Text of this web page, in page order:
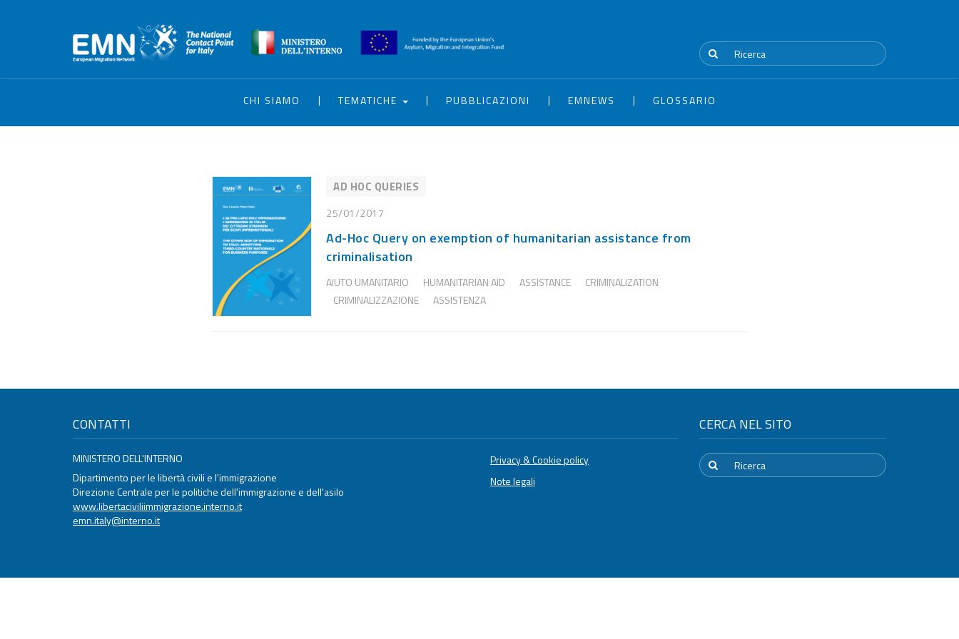
CHI SIAMO | TEMATICHE | PUBBLICAZIONI | EMNEWS | GLOSSARIO
AD HOC QUERIES
25/01/2017
Ad-Hoc Query on exemption of humanitarian assistance from
criminalisation
AIUTO UMANITARIO HUMANITARIAN AID ASSISTANCE
CRIMINALIZATION
CRIMINALIZZAZIONE
ASSISTENZA
CONTATTI
MINISTERO DELL'INTERNO
Dipartimento per le libertà civili e l'immigrazione
Direzione Centrale per le politiche dell'immigrazione e dell'asilo
www.libertaciviliimmigrazione.interno.it
emn.italy@interno.it
Privacy & Cookie policy
Note legali
CERCA NEL SITO